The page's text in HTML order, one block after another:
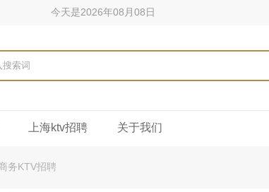
今天是2026年08月08日
上海ktv招聘 关于我们
务KTV招聘